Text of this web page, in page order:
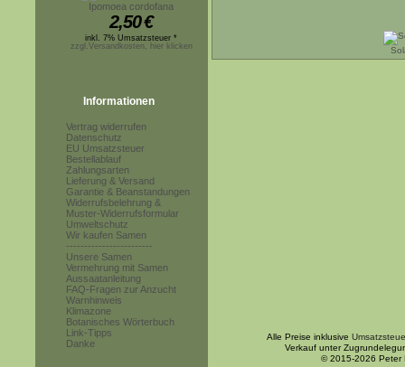
Ipomoea cordofana
2,50€
inkl. 7% Umsatzsteuer *
zzgl.Versandkosten, hier klicken
Informationen
Vertrag widerrufen
Datenschutz
EU Umsatzsteuer
Bestellablauf
Zahlungsarten
Lieferung & Versand
Garantie & Beanstandungen
Widerrufsbelehrung &
Muster-Widerrufsformular
Umweltschutz
Wir kaufen Samen
------------------------
Unsere Samen
Vermehrung mit Samen
Aussaatanleitung
FAQ-Fragen zur Anzucht
Warnhinweis
Klimazone
Botanisches Wörterbuch
Link-Tipps
Danke
Alle Preise inklusive
Verkauf unter
© 2015-2026 Peter